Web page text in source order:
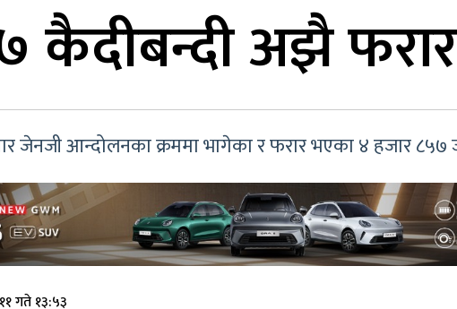
कैदीबन्दी अझै फरार
जेनजी आन्दोलनका क्रममा भागेका र फरार भएका ४ हजार
गते १३:५३